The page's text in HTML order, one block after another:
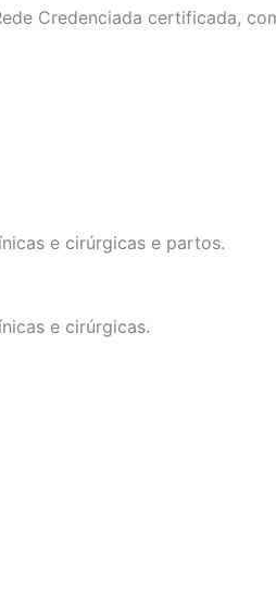
Credenciada certificada,
e cirúrgicas e partos.
e cirúrgicas.